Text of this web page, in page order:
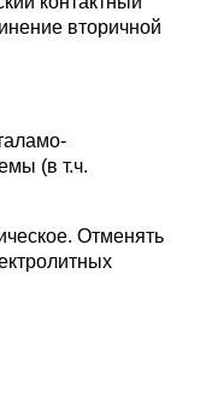
вторичной
(в т.ч.
Отменять